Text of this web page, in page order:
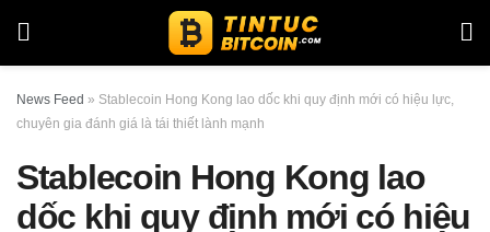
News Feed » Stablecoin Hong Kong lao dốc khi quy định mới có hiệu lực,
chuyên gia đánh giá là tái thiết lành mạnh
Stablecoin Hong Kong lao
dốc khi quy định mới có hiệu